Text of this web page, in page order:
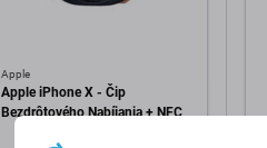
Apple
Apple iPhone X - Čip
Bezdrôtového Nabíjania + NFC